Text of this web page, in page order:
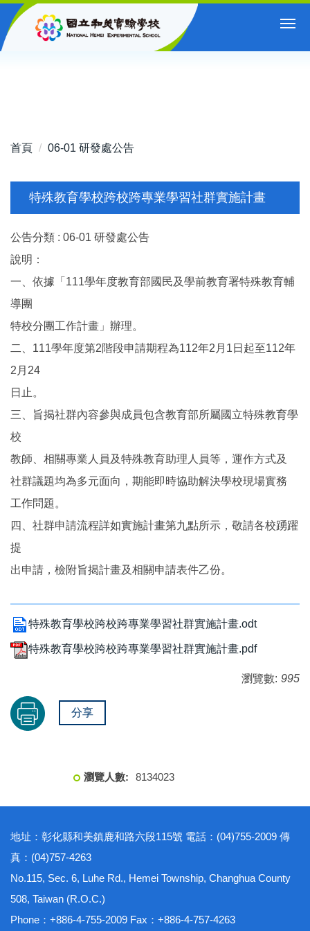
跳
到
首頁 06-01 研發處公告
特殊教育學校跨校跨專業學習社群實施計畫
公告分類 : 06-01 研發處公告
說明：
一、依據「111學年度教育部國民及學前教育署特殊教育輔
導團
特校分團工作計畫」辦理。
二、111學年度第2階段申請期程為112年2月1日起至112年
2月24
日止。
三、旨揭社群內容參與成員包含教育部所屬國立特殊教育學
校
教師、相關專業人員及特殊教育助理人員等，運作方式及
社群議題均為多元面向，期能即時協助解決學校現場實務
工作問題。
四、社群申請流程詳如實施計畫第九點所示，敬請各校踴躍
提
出申請，檢附旨揭計畫及相關申請表件乙份。
特殊教育學校跨校跨專業學習社群實施計畫.odt
特殊教育學校跨校跨專業學習社群實施計畫.pdf
瀏覽數: 995
分享
8134023
地址：彰化縣和美鎮鹿和路六段115號 電話：(04)755-2009 傳
真：(04)757-4263
No.115, Sec. 6, Luhe Rd., Hemei Township, Changhua County
508, Taiwan (R.O.C.)
Phone：+886-4-755-2009 Fax：+886-4-757-4263